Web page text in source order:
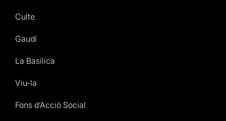
Culte
Gaudí
La Basílica
Viu-la
Fons d’Acció Social